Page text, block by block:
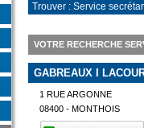
Trouver : Service
VOTRE RECHERCHE
GABREAUX I
1 RUE ARGONNE
08400 - MONTHOIS